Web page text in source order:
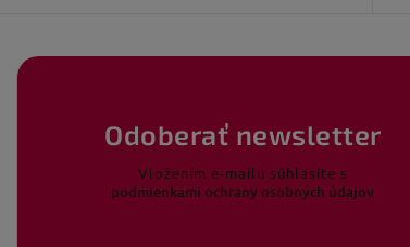
Odoberať newsletter
Vložením e-mailu súhlasíte s
podmienkami ochrany osobných údajov